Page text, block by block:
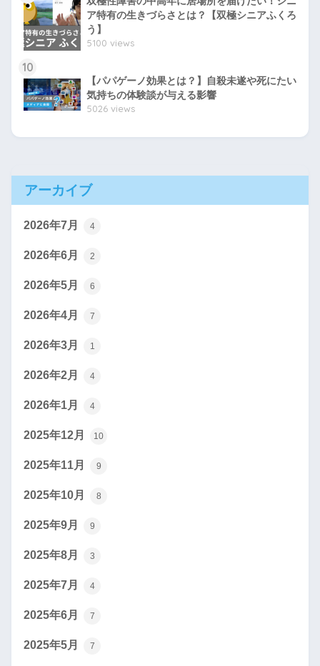
ア特有の生きづらさとは？【双極シニアふくろ
う】
5100 views
10
【パパゲーノ効果とは？】自殺未遂や死にたい
気持ちの体験談が与える影響
5026 views
アーカイブ
2026年7月 4
2026年6月 2
2026年5月 6
2026年4月 7
2026年3月 1
2026年2月 4
2026年1月 4
2025年12月 10
2025年11月 9
2025年10月 8
2025年9月 9
2025年8月 3
2025年7月 4
2025年6月 7
2025年5月 7